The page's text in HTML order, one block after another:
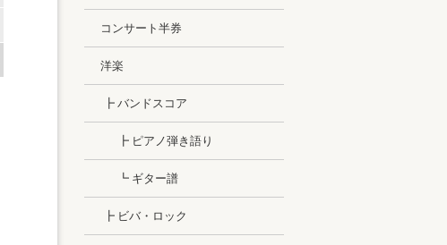
コンサート半券
洋楽
┣ バンドスコア
┣ ピアノ弾き語り
┗ ギター譜
┣ ビバ・ロック